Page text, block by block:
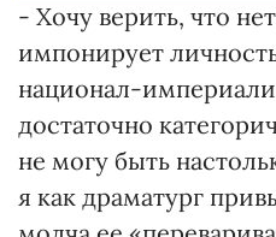
- Хочу верить, что
импонирует
национал-
достаточно
не могу быть
я как драматург